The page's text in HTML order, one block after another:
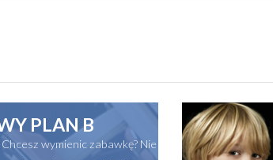
PLAN B
Chcesz wymienic zabawkę? Nie